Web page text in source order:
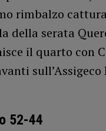
rimbalzo
della serata
il quarto con
sull’Assigeco
52-44